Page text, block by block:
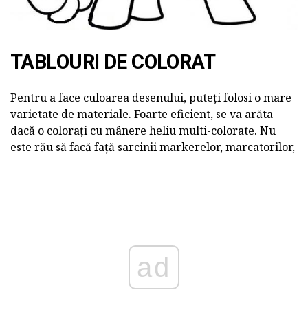
TABLOURI DE COLORAT
Pentru a face culoarea desenului, puteți folosi o mare
varietate de materiale. Foarte eficient, se va arăta
dacă o colorați cu mânere heliu multi-colorate. Nu
este rău să facă față sarcinii markerelor, marcatorilor,
ad